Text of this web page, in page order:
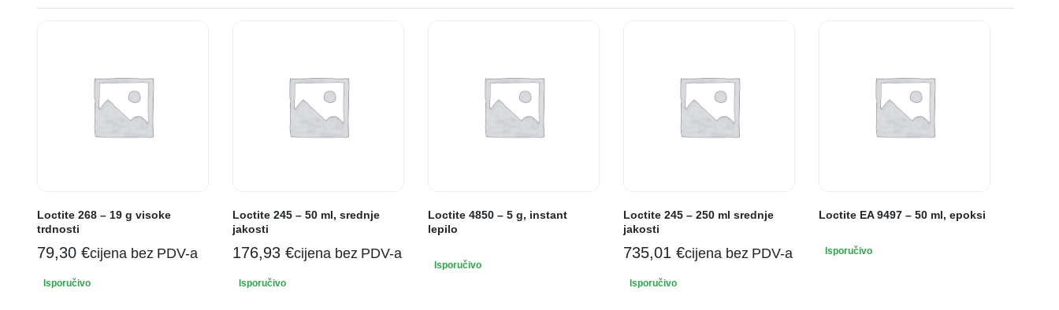
Loctite 268 – 19 g visoke
trdnosti
79,30 €cijena bez PDV-a
Isporučivo
Loctite 245 – 50 ml, srednje
jakosti
176,93 €cijena bez PDV-a
Isporučivo
Loctite 4850 – 5 g, instant
lepilo
Isporučivo
Loctite 245 – 250 ml srednje
jakosti
735,01 €cijena bez PDV-a
Isporučivo
Loctite EA 9497 – 50 ml, epoksi
Isporučivo